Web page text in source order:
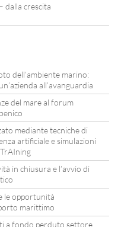
dalla crescita
dell’ambiente marino:
all’avanguardia
del mare al forum
mediante tecniche di
artificiale e simulazioni
in chiusura e l’avvio di
le opportunità
marittimo
a fondo perduto settore